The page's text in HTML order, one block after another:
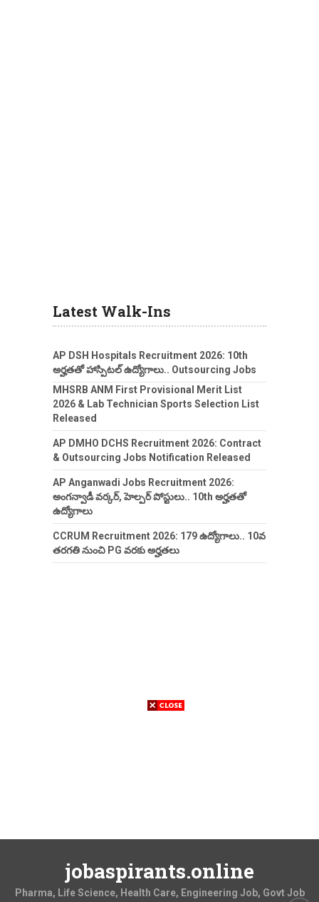
Latest Walk-Ins
AP DSH Hospitals Recruitment 2026: 10th
అర్హతతో హాస్పిటల్ ఉద్యోగాలు.. Outsourcing Jobs
MHSRB ANM First Provisional Merit List
2026 & Lab Technician Sports Selection List
Released
AP DMHO DCHS Recruitment 2026: Contract
& Outsourcing Jobs Notification Released
AP Anganwadi Jobs Recruitment 2026:
అంగన్వాడీ వర్కర్, హెల్పర్ పోస్టులు.. 10th అర్హతతో
ఉద్యోగాలు
CCRUM Recruitment 2026: 179 ఉద్యోగాలు.. 10వ
తరగతి నుంచి PG వరకు అర్హతలు
jobaspirants.online
Pharma, Life Science, Health Care, Engineering Job, Govt Job